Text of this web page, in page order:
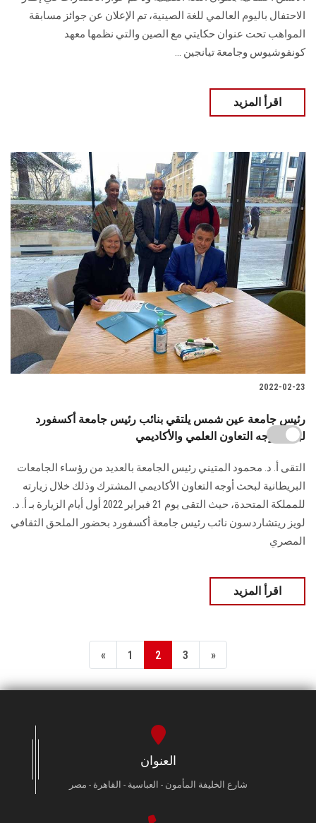
الاحتفال باليوم العالمي للغة الصينية، تم الإعلان عن جوائز مسابقة
المواهب تحت عنوان حكايتي مع الصين والتي نظمها معهد
كونفوشيوس وجامعة تيانجين ...
اقرأ المزيد
2022-02-23
رئيس جامعة عين شمس يلتقي بنائب رئيس جامعة أكسفورد
لبحث أوجه التعاون العلمي والأكاديمي
التقى أ. د. محمود المتيني رئيس الجامعة بالعديد من رؤساء الجامعات
البريطانية لبحث أوجه التعاون الأكاديمي المشترك وذلك خلال زيارته
للمملكة المتحدة، حيث التقى يوم 21 فبراير 2022 أول أيام الزيارة بـ أ. د.
لويز ريتشاردسون نائب رئيس جامعة أكسفورد بحضور الملحق الثقافي
المصري
اقرأ المزيد
« 1 2 3 »
العنوان
شارع الخليفة المأمون - العباسية - القاهرة - مصر